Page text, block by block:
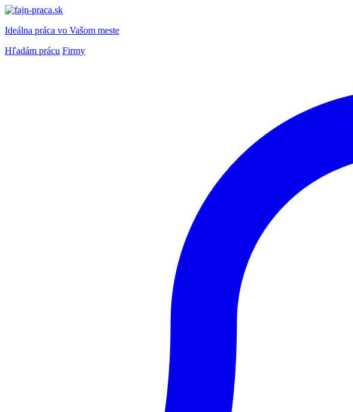
Ideálna práca vo Vašom meste
Hľadám prácu Firmy